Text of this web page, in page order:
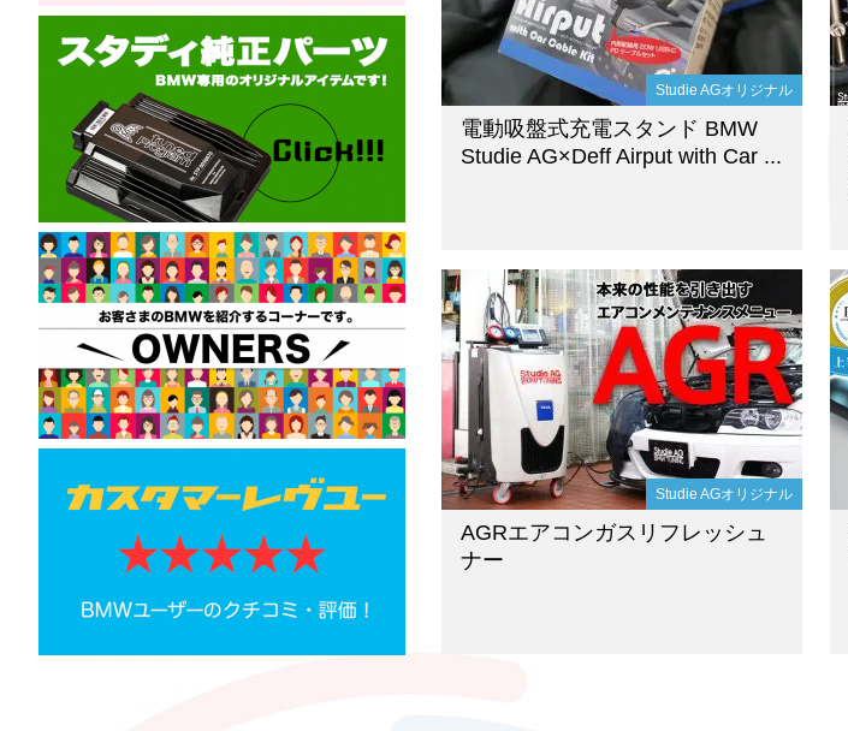
Studie AGオリジナル
電動吸盤式充電スタンド BMW
Studie AG×Deff Airput with Car ...
Studie AGオリジナル
AGRエアコンガスリフレッシュ
ナー